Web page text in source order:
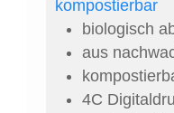
biologisch
aus
4C